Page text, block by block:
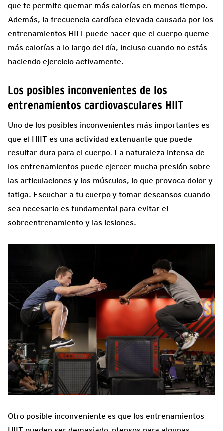
que te permite quemar más calorías en menos tiempo.
Además, la frecuencia cardíaca elevada causada por los
entrenamientos HIIT puede hacer que el cuerpo queme
más calorías a lo largo del día, incluso cuando no estás
haciendo ejercicio activamente.
Los posibles inconvenientes de los
entrenamientos cardiovasculares HIIT
Uno de los posibles inconvenientes más importantes es
que el HIIT es una actividad extenuante que puede
resultar dura para el cuerpo. La naturaleza intensa de
los entrenamientos puede ejercer mucha presión sobre
las articulaciones y los músculos, lo que provoca dolor y
fatiga. Escuchar a tu cuerpo y tomar descansos cuando
sea necesario es fundamental para evitar el
sobreentrenamiento y las lesiones.
Otro posible inconveniente es que los entrenamientos